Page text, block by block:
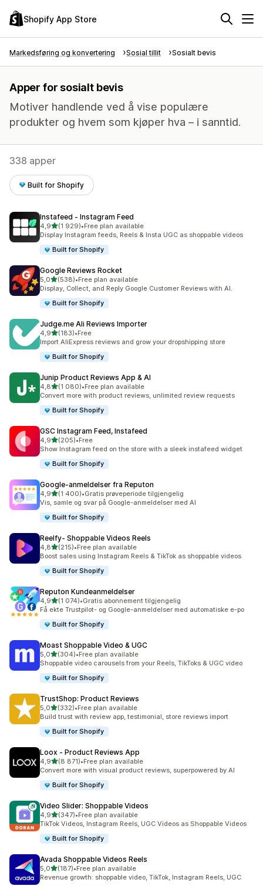
Shopify App Store
Markedsføring og konvertering Sosial tillit Sosialt bevis
Apper for sosialt bevis
Motiver handlende ved å vise populære
produkter og hvem som kjøper hva – i sanntid.
338 apper
Built for Shopify
Instafeed ‑ Instagram Feed
4,9av 5 stjerner
(1 929)
Totalt 1929 omtaler
•Free plan available
Display Instagram feeds, Reels & Insta UGC as shoppable videos
Built for Shopify
Google Reviews Rocket
5,0av 5 stjerner
(538)
Totalt 538 omtaler
•Free plan available
Display, Collect, and Reply Google Customer Reviews with AI.
Built for Shopify
Judge.me Ali Reviews Importer
4,9av 5 stjerner
(183)
Totalt 183 omtaler
•Free
Import AliExpress reviews and grow your dropshipping store
Built for Shopify
Junip Product Reviews App & AI
4,8av 5 stjerner
(1 080)
Totalt 1080 omtaler
•Free plan available
Convert more with product reviews, unlimited review requests
Built for Shopify
GSC Instagram Feed, Instafeed
4,9av 5 stjerner
(205)
Totalt 205 omtaler
•Free
Show Instagram feed on the store with a sleek instafeed widget
Built for Shopify
Google‑anmeldelser fra Reputon
4,9av 5 stjerner
(1 400)
Totalt 1400 omtaler
•Gratis prøveperiode tilgjengelig
Vis, samle og svar på Google-anmeldelser med AI
Built for Shopify
Reelfy‑ Shoppable Videos Reels
4,8av 5 stjerner
(215)
Totalt 215 omtaler
•Free plan available
Boost sales using Instagram Reels & TikTok as shoppable videos
Built for Shopify
Reputon Kundeanmeldelser
4,9av 5 stjerner
(1 074)
Totalt 1074 omtaler
•Gratis abonnement tilgjengelig
Få ekte Trustpilot- og Google-anmeldelser med automatiske e-po
Built for Shopify
Moast Shoppable Video & UGC
5,0av 5 stjerner
(304)
Totalt 304 omtaler
•Free plan available
Shoppable video carousels from your Reels, TikToks & UGC video
Built for Shopify
TrustShop: Product Reviews
5,0av 5 stjerner
(332)
Totalt 332 omtaler
•Free plan available
Build trust with review app, testimonial, store reviews import
Built for Shopify
Loox ‑ Product Reviews App
4,9av 5 stjerner
(8 871)
Totalt 8871 omtaler
•Free plan available
Convert more with visual product reviews, superpowered by AI
Built for Shopify
Video Slider: Shoppable Videos
4,9av 5 stjerner
(347)
Totalt 347 omtaler
•Free plan available
TikTok Videos, Instagram Reels, UGC Videos as Shoppable Videos
Built for Shopify
Avada Shoppable Videos Reels
5,0av 5 stjerner
(187)
Totalt 187 omtaler
•Free plan available
Revenue growth: shoppable video, TikTok, Instagram Reels, UGC